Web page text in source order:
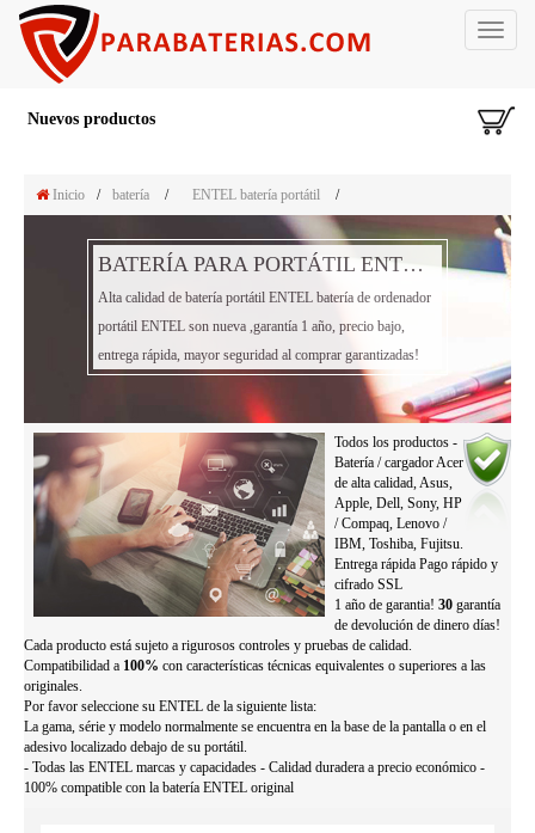
Toggle
Nuevos productos
Inicio / batería / ENTEL batería portátil /
BATERÍA PARA PORTÁTIL ENTEL BATERÍA
Alta calidad de batería portátil ENTEL batería de ordenador
portátil ENTEL son nueva ,garantía 1 año, precio bajo,
entrega rápida, mayor seguridad al comprar garantizadas!
Todos los productos -
Batería / cargador Acer
de alta calidad, Asus,
Apple, Dell, Sony, HP
/ Compaq, Lenovo /
IBM, Toshiba, Fujitsu.
Entrega rápida Pago rápido y
cifrado SSL
1 año de garantia! 30 garantía
de devolución de dinero días!
Cada producto está sujeto a rigurosos controles y pruebas de calidad.
Compatibilidad a 100% con características técnicas equivalentes o superiores a las
originales.
Por favor seleccione su ENTEL de la siguiente lista:
La gama, série y modelo normalmente se encuentra en la base de la pantalla o en el
adesivo localizado debajo de su portátil.
- Todas las ENTEL marcas y capacidades - Calidad duradera a precio económico -
100% compatible con la batería ENTEL original